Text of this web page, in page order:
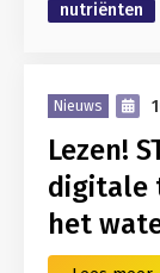
nutriënten
Nieuws
Lezen!
digitale
het